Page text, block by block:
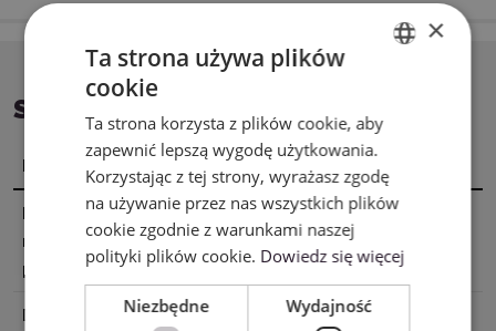
SPECYFIKACJA
Nazwa Wartość
Powierzchnia
robocza
pokryta klejem
30,5 x 38 cm
Dane XTL US INC. 16035 Arrow Hwy.
POLISH
×
Ta strona używa plików
cookie
Ta strona korzysta z plików cookie, aby
zapewnić lepszą wygodę użytkowania.
Korzystając z tej strony, wyrażasz zgodę
na używanie przez nas wszystkich plików
cookie zgodnie z warunkami naszej
polityki plików cookie. Dowiedz się więcej
Niezbędne Wydajność